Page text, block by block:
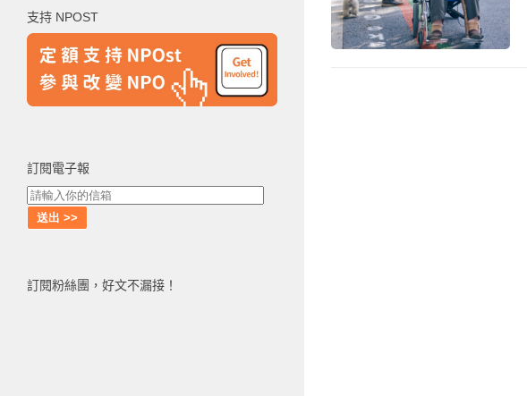
字:
支持 NPOST
訂閱電子報
訂閱粉絲團，好文不漏接！